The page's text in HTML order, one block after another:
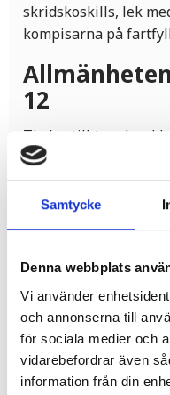
Samtycke
Denna webbplats
Vi använder
och annonserna till
för sociala medier och
vidarebefordrar även
information från din
skridskoskills, lek
kompisarna på
12
Tisdag till torsdag,
Inga helgtider på
22 mars.
Sista veckan innan
Tisdag till fredag
Söndag, 10.00-15.00.
Tänk på att